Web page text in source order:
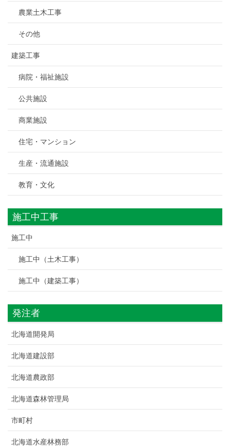
農業土木工事
その他
建築工事
病院・福祉施設
公共施設
商業施設
住宅・マンション
生産・流通施設
教育・文化
施工中工事
施工中
施工中（土木工事）
施工中（建築工事）
発注者
北海道開発局
北海道建設部
北海道農政部
北海道森林管理局
市町村
北海道水産林務部